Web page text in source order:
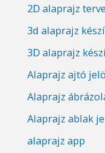
2D alaprajz
3d alaprajz
3D alaprajz
Alaprajz ajtó
Alaprajz
Alaprajz ablak
alaprajz app